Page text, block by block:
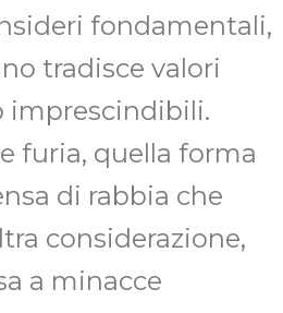
fondamentali,
tradisce valori
imprescindibili.
furia, quella forma
di rabbia che
considerazione,
a minacce